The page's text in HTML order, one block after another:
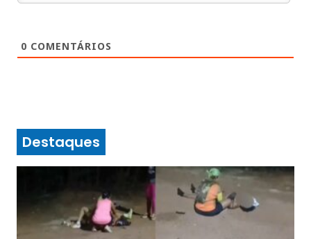
0 COMENTÁRIOS
Destaques